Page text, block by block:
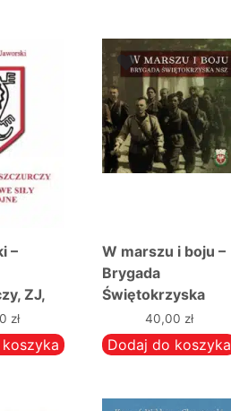
–
ZJ,
zł
W marszu i boju –
Brygada
Świętokrzyska
40,00 zł
Dodaj do koszyka